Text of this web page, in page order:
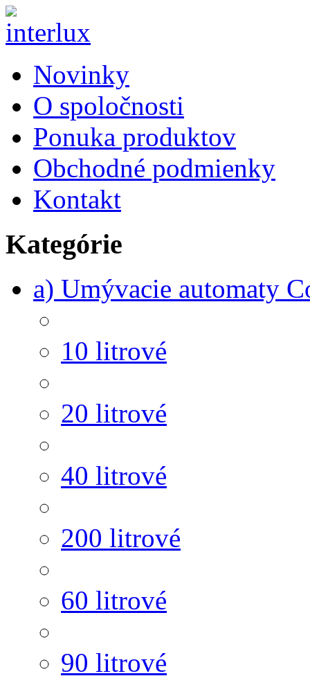
Novinky
O spoločnosti
Ponuka produktov
Obchodné podmienky
Kontakt
Kategórie
a) Umývacie automaty
10 litrové
20 litrové
40 litrové
200 litrové
60 litrové
90 litrové